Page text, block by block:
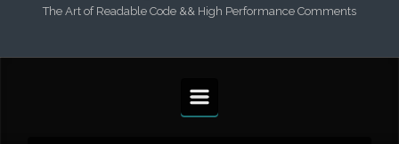
The Art of Readable Code && High Performance Comments